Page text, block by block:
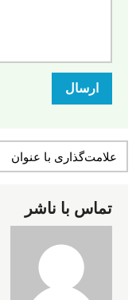
ارسال
تماس با ناشر